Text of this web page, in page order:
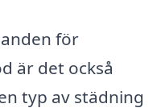
för
är det också
typ av städning